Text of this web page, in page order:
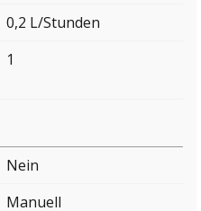
0,2 L/Stunden
1
Nein
Manuell